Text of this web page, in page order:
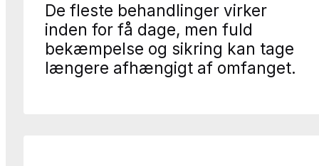
De fleste behandlinger virker
inden for få dage, men fuld
bekæmpelse og sikring kan tage
længere afhængigt af omfanget.